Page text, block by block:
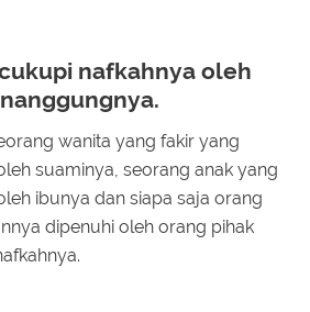
nafkahnya oleh
wanita yang fakir yang
suaminya, seorang anak yang
ibunya dan siapa saja orang
dipenuhi oleh orang pihak